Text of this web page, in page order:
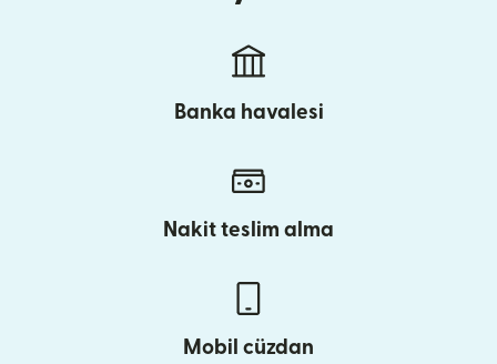
Banka havalesi
Nakit teslim alma
Mobil cüzdan